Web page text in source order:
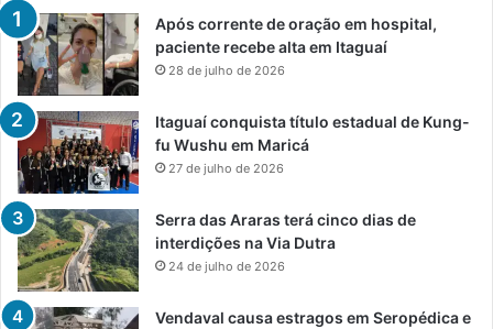
Após corrente de oração em hospital,
paciente recebe alta em Itaguaí
28 de julho de 2026
Itaguaí conquista título estadual de Kung-
fu Wushu em Maricá
27 de julho de 2026
Serra das Araras terá cinco dias de
interdições na Via Dutra
24 de julho de 2026
Vendaval causa estragos em Seropédica e